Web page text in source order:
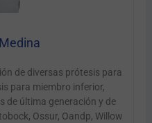
de diversas prótesis para
para miembro inferior,
de última generación y de
Ossur, Oandp, Willow